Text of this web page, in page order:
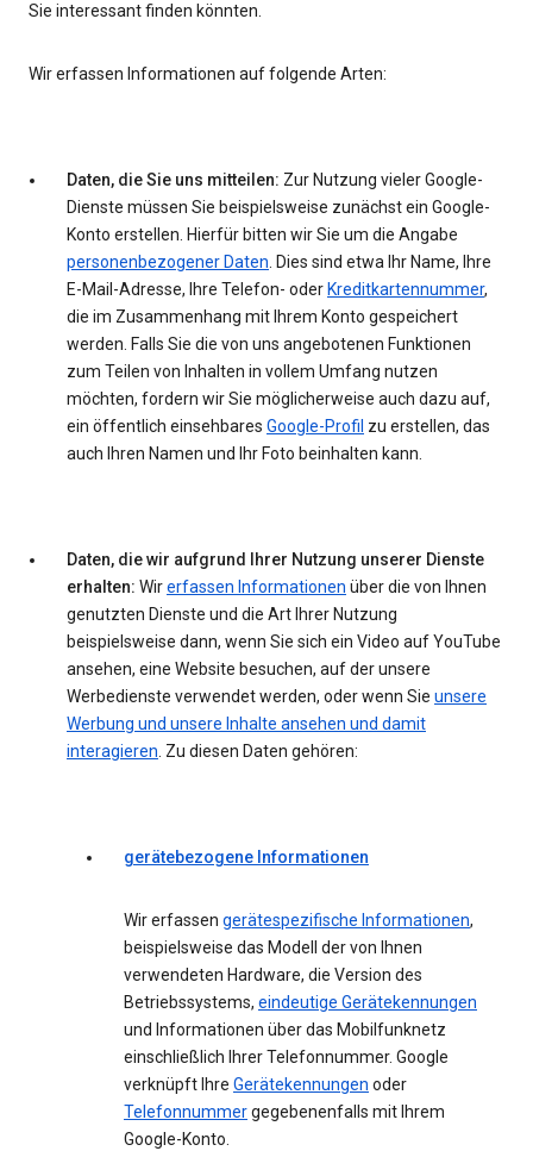
Sie interessant finden könnten.
Wir erfassen Informationen auf folgende Arten:
Daten, die Sie uns mitteilen: Zur Nutzung vieler Google-
Dienste müssen Sie beispielsweise zunächst ein Google-
Konto erstellen. Hierfür bitten wir Sie um die Angabe
personenbezogener Daten. Dies sind etwa Ihr Name, Ihre
E-Mail-Adresse, Ihre Telefon- oder Kreditkartennummer,
die im Zusammenhang mit Ihrem Konto gespeichert
werden. Falls Sie die von uns angebotenen Funktionen
zum Teilen von Inhalten in vollem Umfang nutzen
möchten, fordern wir Sie möglicherweise auch dazu auf,
ein öffentlich einsehbares Google-Profil zu erstellen, das
auch Ihren Namen und Ihr Foto beinhalten kann.
Daten, die wir aufgrund Ihrer Nutzung unserer Dienste
erhalten: Wirerfassen Informationen über die von Ihnen
genutzten Dienste und die Art Ihrer Nutzung
beispielsweise dann, wenn Sie sich ein Video auf YouTube
ansehen, eine Website besuchen, auf der unsere
Werbedienste verwendet werden, oder wenn Sie unsere
Werbung und unsere Inhalte ansehen und damit
interagieren. Zu diesen Daten gehören:
gerätebezogene Informationen
Wir erfassen gerätespezifische Informationen,
beispielsweise das Modell der von Ihnen
verwendeten Hardware, die Version des
Betriebssystems, eindeutige Gerätekennungen
und Informationen über das Mobilfunknetz
einschließlich Ihrer Telefonnummer. Google
verknüpft Ihre Gerätekennungen oder
Telefonnummergegebenenfalls mit Ihrem
Google-Konto.